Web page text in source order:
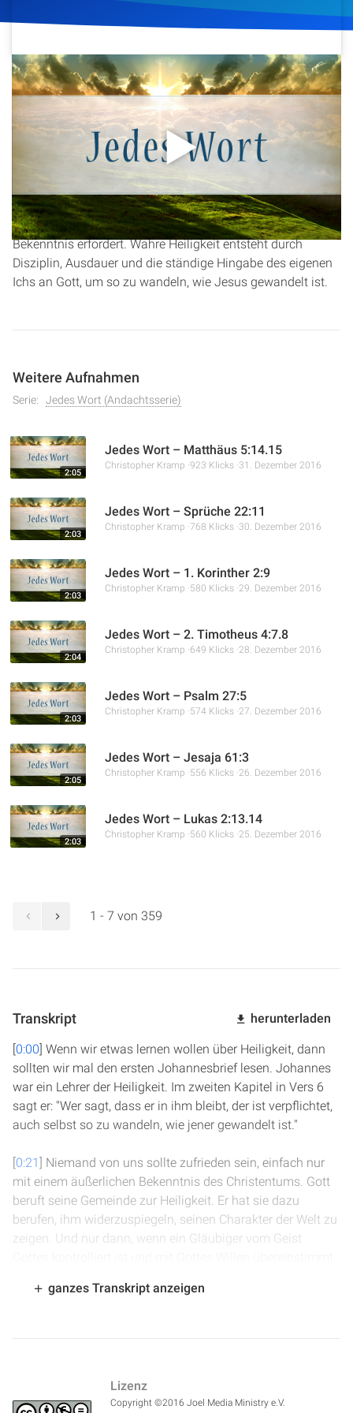
8. März 2016 267Klicks Download
In dieser Andacht aus der Serie „Jedes Wort“ spricht
Christopher Kramp über das Thema Heiligkeit, basierend
auf1. Johannes 2,6
. Er erklärt, dass Heiligkeit ein
fortlaufender Prozess ist, der mehr als ein bloßes
Bekenntnis erfordert. Wahre Heiligkeit entsteht durch
Disziplin, Ausdauer und die ständige Hingabe des eigenen
Ichs an Gott, um so zu wandeln, wie Jesus gewandelt ist.
Weitere Aufnahmen
Serie: Jedes Wort (Andachtsserie)
2:05
Jedes Wort – Matthäus 5:14.15
Christopher Kramp 923 Klicks 31. Dezember 2016
2:03
Jedes Wort – Sprüche 22:11
Christopher Kramp 768 Klicks 30. Dezember 2016
2:03
Jedes Wort – 1. Korinther 2:9
Christopher Kramp 580 Klicks 29. Dezember 2016
2:04
Jedes Wort – 2. Timotheus 4:7.8
Christopher Kramp 649 Klicks 28. Dezember 2016
2:03
Jedes Wort – Psalm 27:5
Christopher Kramp 574 Klicks 27. Dezember 2016
2:05
Jedes Wort – Jesaja 61:3
Christopher Kramp 556 Klicks 26. Dezember 2016
2:03
Jedes Wort – Lukas 2:13.14
Christopher Kramp 560 Klicks 25. Dezember 2016
1 - 7 von 359
Transkript herunterladen
[0:00] Wenn wir etwas lernen wollen über Heiligkeit, dann
sollten wir mal den ersten Johannesbrief lesen. Johannes
war ein Lehrer der Heiligkeit. Im zweiten Kapitel in Vers 6
sagt er: "Wer sagt, dass er in ihm bleibt, der ist verpflichtet,
auch selbst so zu wandeln, wie jener gewandelt ist."
[0:21] Niemand von uns sollte zufrieden sein, einfach nur
mit einem äußerlichen Bekenntnis des Christentums. Gott
beruft seine Gemeinde zur Heiligkeit. Er hat sie dazu
berufen, ihm widerzuspiegeln, seinen Charakter der Welt zu
zeigen. Und nur dann, wenn ein Gläubiger vom Geist
Ausdauer und auch Anstrengung, dass wir die Gnade
Gottes in unser Leben immer wieder hineinlassen, das
ganzes Transkript anzeigen
Lizenz
Copyright ©2016 Joel Media Ministry e.V.
Artikel
Podcasts
Studienzentrum
Über Uns
Kontakt
Spenden